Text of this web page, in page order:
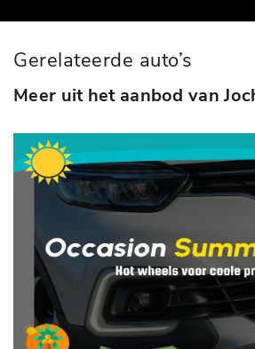
Gerelateerde auto’s
Meer uit het aanbod van